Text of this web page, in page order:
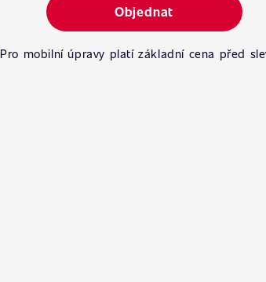
Objednat
Pro mobilní úpravy platí základní cena před